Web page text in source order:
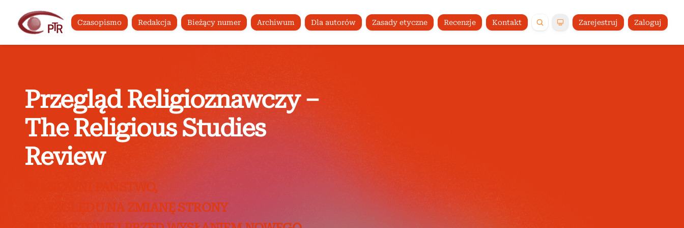
Czasopismo Redakcja Bieżący numer Archiwum Dla autorów Zasady etyczne Recenzje Kontakt Zarejestruj Zaloguj
Przegląd Religioznawczy –
The Religious Studies
Review
SZANOWNI PAŃSTWO,
ZE WZGLĘDU NA ZMIANĘ STRONY